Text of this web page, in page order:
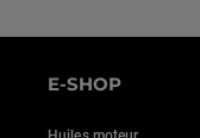
E-SHOP